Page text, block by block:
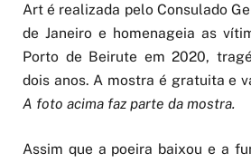
Art é realizada pelo Consulado
de Janeiro e homenageia as
Porto de Beirute em 2020,
dois anos. A mostra é gratuita e
A foto acima faz parte da mostra.
Assim que a poeira baixou e a